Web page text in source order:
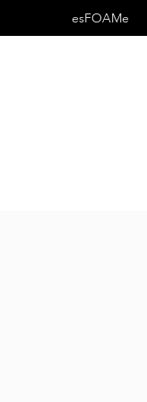
esFOAMe